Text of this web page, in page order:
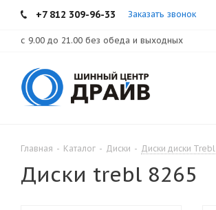
+7 812 309-96-33 Заказать звонок
с 9.00 до 21.00 без обеда и выходных
Главная - Каталог - Диски - Диски диски Trebl
Диски trebl 8265